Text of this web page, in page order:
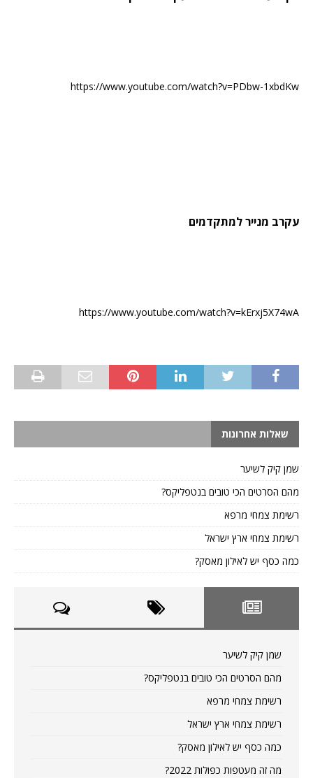
https://www.youtube.com/watch?v=PDbw-1xbdKw
עקרב מנייר למתקדמים
https://www.youtube.com/watch?v=kErxj5X74wA
שאלות אחרונות
שמן קיק לשיער
מהם הסרטים הכי טובים בנטפליקס?
רשימת צמחי מרפא
רשימת צמחי ארץ ישראל
כמה כסף יש לאילון מאסק?
שמן קיק לשיער
מהם הסרטים הכי טובים בנטפליקס?
רשימת צמחי מרפא
רשימת צמחי ארץ ישראל
כמה כסף יש לאילון מאסק?
מה זה מעטפות כפולות 2022?